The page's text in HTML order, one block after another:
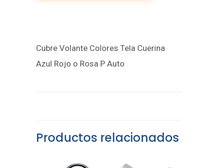
Cubre Volante Colores Tela Cuerina
Azul Rojo o Rosa P Auto
Productos relacionados